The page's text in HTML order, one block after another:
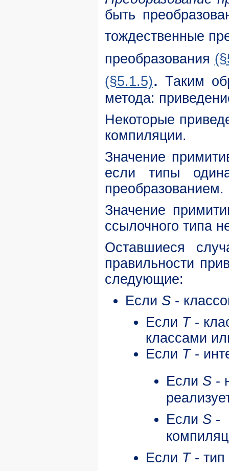
быть
тождественные
преобразования
(§5.1.5). Таким
метода:
Некоторые
компиляции.
Значение
если типы
преобразованием.
Значение
ссылочного типа
Оставшиеся
правильности
следующие:
Если S -
Если T-
классами
Если T-
Если S -
Если S -
Если T- тип